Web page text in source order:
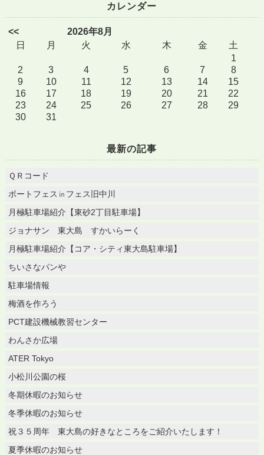
カレンダー
<<
2026年8月
日
月 火 水 木 金
土
1
2
3 4 5 6 7
8
9
10 11 12 13 14
15
16
17 18 19 20 21
22
23
24 25 26 27 28
29
30
31
最新の記事
ＱＲコード
ボートフェス㏌フェス旧中川
月極駐車場紹介【東砂2丁目駐車場】
ジョナサン 東大島 すかいらーく
月極駐車場紹介【コア・シティ東大島駐車場】
ちいさなパンや
駐車場情報
梅酒を作ろう
PCT建設機械教習センター
わんさか広場
ATER Tokyo
小松川公園の桜
冬期休暇のお知らせ
冬季休暇のお知らせ
祝３５周年 東大島の好きなところをご紹介いたします！
夏季休暇のお知らせ